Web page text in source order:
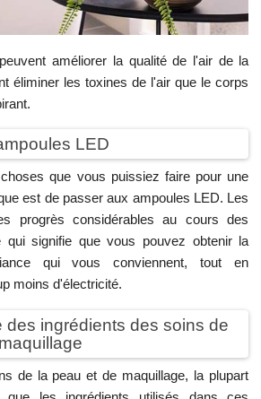
améliorer la qualité de l'air de la
éliminer les toxines de l'air que le corps
LED
que vous puissiez faire pour une
est de passer aux ampoules LED. Les
progrès considérables au cours des
qui signifie que vous pouvez obtenir la
qui vous conviennent, tout en
moins d'électricité.
des ingrédients des soins de
de la peau et de maquillage, la plupart